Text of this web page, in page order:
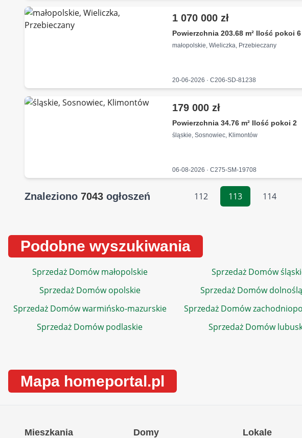
1 070 000 zł
Powierzchnia 203.68 m² Ilość pokoi
małopolskie, Wieliczka, Przebieczany
20-06-2026 · C206-SD-81238
179 000 zł
Powierzchnia 34.76 m² Ilość pokoi 2
śląskie, Sosnowiec, Klimontów
06-08-2026 · C275-SM-19708
Znaleziono 7043 ogłoszeń 112 113 114
Podobne wyszukiwania
Sprzedaż Domów małopolskie Sprzedaż Domów
Sprzedaż Domów opolskie
Sprzedaż Domów
Sprzedaż Domów warmińsko-mazurskie
Sprzedaż Domów
Sprzedaż Domów podlaskie
Sprzedaż Domów
Mapa homeportal.pl
Mieszkania Domy Lokale